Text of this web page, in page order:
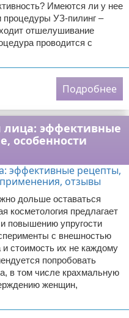
Имеются ли у нее
процедуры УЗ-пилинг –
отшелушивание
проводится с
Подробнее
лица: эффективные
особенности
дольше оставаться
косметология предлагает
повышению упругости
с внешностью
и стоимость их не каждому
попробовать
в том числе крахмальную
женщин,